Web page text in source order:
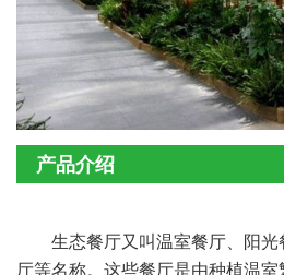
产品介绍
生态餐厅又叫温室餐厅、阳光
厅等名称。这些餐厅是由种植温